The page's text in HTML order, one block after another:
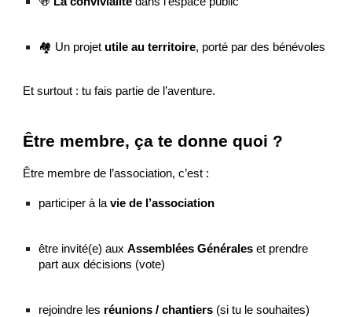
🏘️ Un projet utile au territoire, porté par des bénévoles
Et surtout : tu fais partie de l’aventure.
Être membre, ça te donne quoi ?
Être membre de l’association, c’est :
participer à lavie de l’association
être invité(e) auxAssemblées Générales et prendre
part aux décisions (vote)
rejoindre les réunions / chantiers (si tu le souhaites)